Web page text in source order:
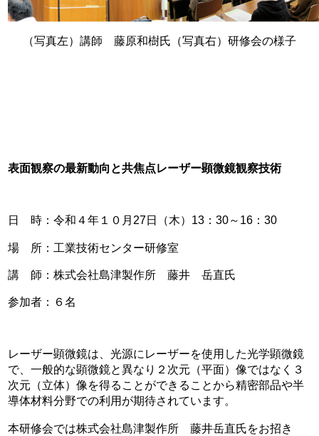
（写真左）講師 藤原和樹氏（写真右）研修会の様子
表面観察の最新動向と共焦点レーザー顕微鏡観察技術
日 時：令和４年１０月27日（木）13：30～16：30
場 所：工業技術センター研修室
講 師：株式会社島津製作所 藤井 岳直氏
参加者：６名
レーザー顕微鏡は、光源にレーザーを使用した光学顕微鏡
で、一般的な顕微鏡と異なり２次元（平面）像ではなく３
次元（立体）像を得ることができることから精密部品や半
導体材料分野での利用が期待されています。
本研修会では株式会社島津製作所 藤井岳直氏をお招き